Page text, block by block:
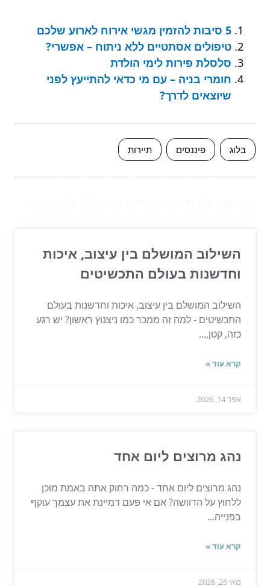
5 סיבות להזמין מגשי אירוח לארוע שלכם
טיפולים אסתטיים ללא ניתוח – אפשרי?
סלסלת פירות לימי הולדת
חומרי בניה – עם מי כדאי להתייעץ לפני
שיוצאים לדרך?
בלוג פיננסים תיירות
השילוב המושלם בין עיצוב, איכות
וחדשנות בעולם התכשיטים
השילוב המושלם בין עיצוב, איכות וחדשנות בעולם
התכשיטים - למה זה ממכר כמו ניצנוץ ראשון? יש רגע
כזה, קטן,...
קרא עוד »
אפר 14, 2026
נהג מרוצים ליום אחד
נהג מרוצים ליום אחד - כמה רחוק אתה באמת מוכן
ללחוץ על הדוושה? אם אי פעם דמיינת את עצמך עוקף
בפנייה...
קרא עוד »
מאי 26, 2026